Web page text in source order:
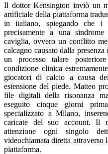
Il dottor Kensington inviò un
artificiale della piattaforma
in italiano, spiegando che i
precisamente a una
caviglia, ovvero un conflitto
calcagno causato dalla
un processo talare
condizione clinica
giocatori di calcio a causa
estensione del piede. Matteo
file digitali della risonanza
eseguito cinque giorni
specializzato a Milano,
caricate del suo account. Il
attenzione ogni singolo
videochiamata diretta
piattaforma.